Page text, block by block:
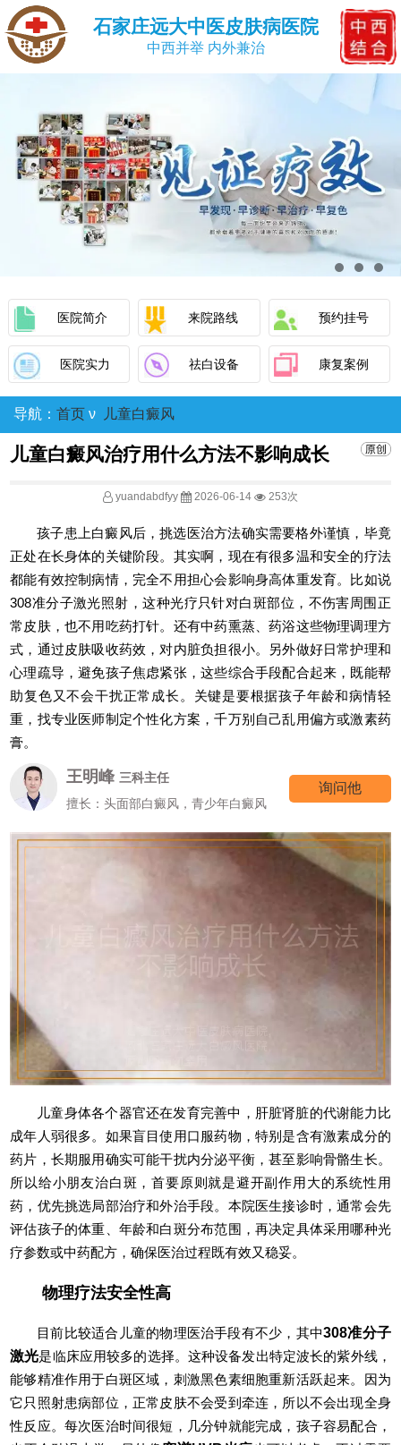
石家庄远大中医皮肤病医院
中西并举 内外兼治
医院简介 来院路线 预约挂号
医院实力 祛白设备 康复案例
导航： 首页 ν 儿童白癜风
儿童白癜风治疗用什么方法不影响成长
yuandabdfyy 2026-06-14 253次
孩子患上白癜风后，挑选医治方法确实需要格外谨慎，毕竟
正处在长身体的关键阶段。其实啊，现在有很多温和安全的疗法
都能有效控制病情，完全不用担心会影响身高体重发育。比如说
308准分子激光照射，这种光疗只针对白斑部位，不伤害周围正
常皮肤，也不用吃药打针。还有中药熏蒸、药浴这些物理调理方
式，通过皮肤吸收药效，对内脏负担很小。另外做好日常护理和
心理疏导，避免孩子焦虑紧张，这些综合手段配合起来，既能帮
助复色又不会干扰正常成长。关键是要根据孩子年龄和病情轻
重，找专业医师制定个性化方案，千万别自己乱用偏方或激素药
膏。
王明峰 三科主任
擅长：头面部白癜风，青少年白癜风
询问他
儿童身体各个器官还在发育完善中，肝脏肾脏的代谢能力比
成年人弱很多。如果盲目使用口服药物，特别是含有激素成分的
药片，长期服用确实可能干扰内分泌平衡，甚至影响骨骼生长。
所以给小朋友治白斑，首要原则就是避开副作用大的系统性用
药，优先挑选局部治疗和外治手段。本院医生接诊时，通常会先
评估孩子的体重、年龄和白斑分布范围，再决定具体采用哪种光
疗参数或中药配方，确保医治过程既有效又稳妥。
物理疗法安全性高
目前比较适合儿童的物理医治手段有不少，其中308准分子
激光是临床应用较多的选择。这种设备发出特定波长的紫外线，
能够精准作用于白斑区域，刺激黑色素细胞重新活跃起来。因为
它只照射患病部位，正常皮肤不会受到牵连，所以不会出现全身
性反应。每次医治时间很短，几分钟就能完成，孩子容易配合，